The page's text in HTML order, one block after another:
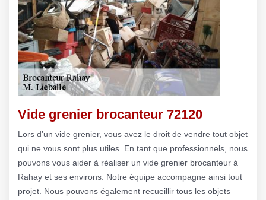
Vide grenier brocanteur 72120
Lors d’un vide grenier, vous avez le droit de vendre tout objet
qui ne vous sont plus utiles. En tant que professionnels, nous
pouvons vous aider à réaliser un vide grenier brocanteur à
Rahay et ses environs. Notre équipe accompagne ainsi tout
projet. Nous pouvons également recueillir tous les objets